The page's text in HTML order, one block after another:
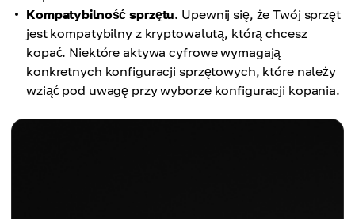
Kompatybilność sprzętu. Upewnij się, że Twój sprzęt
jest kompatybilny z kryptowalutą, którą chcesz
kopać. Niektóre aktywa cyfrowe wymagają
konkretnych konfiguracji sprzętowych, które należy
wziąć pod uwagę przy wyborze konfiguracji kopania.